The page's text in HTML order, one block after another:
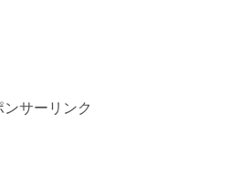
ンサーリンク